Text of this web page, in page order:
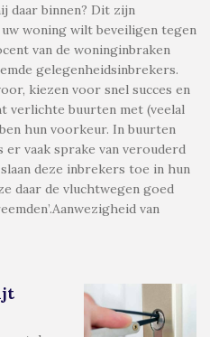
daar binnen? Dit zijn
woning wilt beveiligen tegen
van de woninginbraken
gelegenheidsinbrekers.
kiezen voor snel succes en
verlichte buurten met (veelal
hun voorkeur. In buurten
vaak sprake van verouderd
deze inbrekers toe in hun
daar de vluchtwegen goed
van